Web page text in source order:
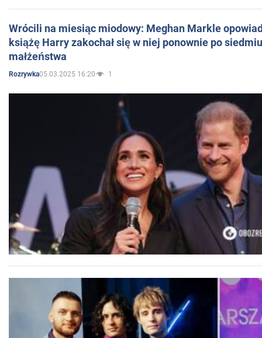
Wrócili na miesiąc miodowy: Meghan Markle
książę Harry zakochał się w niej ponownie po
małżeństwa
Rozrywka05.03.2025 16:20 1